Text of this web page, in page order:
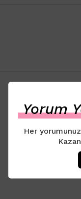
Ürün için henüz
Yorum
Her